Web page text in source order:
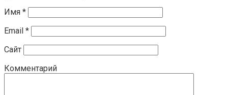
Имя *
Email *
Сайт
Комментарий